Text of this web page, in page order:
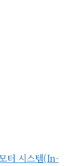
터 시스템(In-